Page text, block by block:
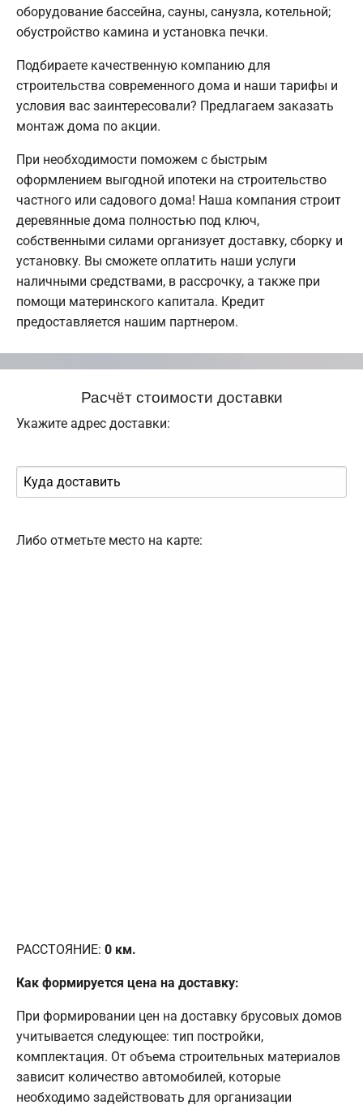
оборудование бассейна, сауны, санузла, котельной;
обустройство камина и установка печки.
Подбираете качественную компанию для
строительства современного дома и наши тарифы и
условия вас заинтересовали? Предлагаем заказать
монтаж дома по акции.
При необходимости поможем с быстрым
оформлением выгодной ипотеки на строительство
частного или садового дома! Наша компания строит
деревянные дома полностью под ключ,
собственными силами организует доставку, сборку и
установку. Вы сможете оплатить наши услуги
наличными средствами, в рассрочку, а также при
помощи материнского капитала. Кредит
предоставляется нашим партнером.
Расчёт стоимости доставки
Укажите адрес доставки:
Либо отметьте место на карте:
РАССТОЯНИЕ: 0 км.
Как формируется цена на доставку:
При формировании цен на доставку брусовых домов
учитывается следующее: тип постройки,
комплектация. От объема строительных материалов
зависит количество автомобилей, которые
необходимо задействовать для организации